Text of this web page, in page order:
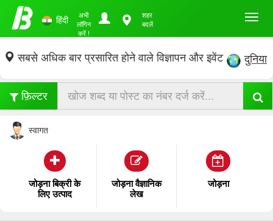
हिंदी अभी
लॉगिन
करें !
शहर
बदलें
सबसे अधिक बार प्रसारित होने वाले विज्ञापन और इवेंट
दुनिया
फ़िल्टर
स्वागत
जोड़नाबिक्री के
लिए उत्पाद
जोड़नाअंतर जोड़नाप्रदर्शनी